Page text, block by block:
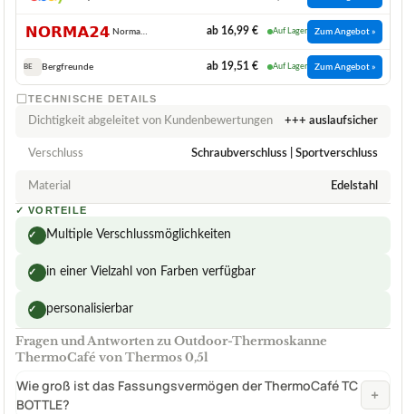
ab 16,99 € Auf Lager Zum Angebot »
BE Bergfreunde ab 19,51 € Auf Lager Zum Angebot »
TECHNISCHE DETAILS
Dichtigkeit abgeleitet von Kundenbewertungen +++ auslaufsicher
Verschluss Schraubverschluss | Sportverschluss
Material Edelstahl
✓ VORTEILE
✓ Multiple Verschlussmöglichkeiten
✓ in einer Vielzahl von Farben verfügbar
✓ personalisierbar
Fragen und Antworten zu Outdoor-Thermoskanne
ThermoCafé von Thermos 0,5l
Wie groß ist das Fassungsvermögen der ThermoCafé TC
BOTTLE?
+